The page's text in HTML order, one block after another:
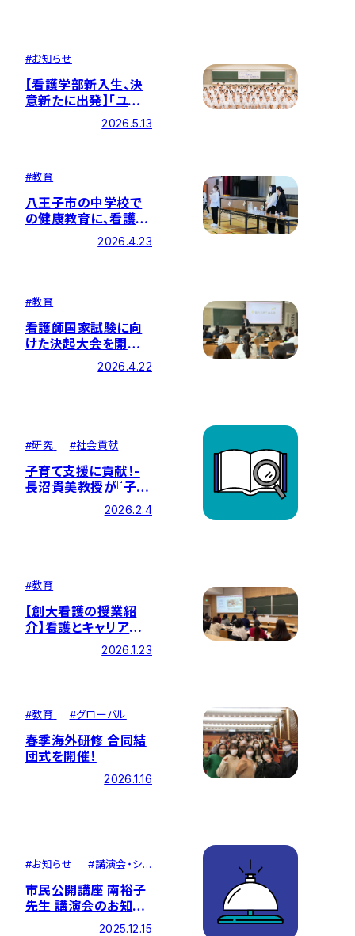
#お知らせ
【看護学部新入生、決
意新たに出発】「ユニ
フォーム・聴診器贈呈
2026.5.13
#教育
八王子市の中学校で
の健康教育に、看護学
部生がピアエデュケー
ターとして参加しまし
2026.4.23
#教育
看護師国家試験に向
けた決起大会を開催し
2026.4.22
#研究 #社会貢献
子育て支援に貢献！-
長沼貴美教授が『子ど
も・子育て支援 子ども
の育ちを支える』を分
2026.2.4
#教育
【創大看護の授業紹
介】看護とキャリアデ
2026.1.23
#教育 #グローバル
春季海外研修 合同結
団式を開催！
2026.1.16
#お知らせ #講演会・シ
市民公開講座 南裕子
先生 講演会のお知ら
2025.12.15